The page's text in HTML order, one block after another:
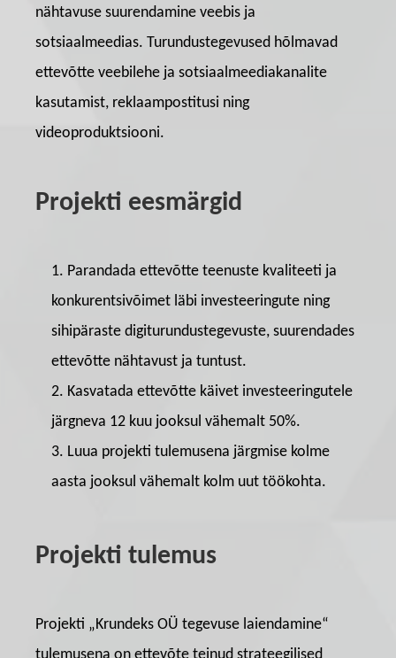
nähtavuse suurendamine veebis ja
sotsiaalmeedias. Turundustegevused hõlmavad
ettevõtte veebilehe ja sotsiaalmeediakanalite
kasutamist, reklaampostitusi ning
videoproduktsiooni.
Projekti eesmärgid
Parandada ettevõtte teenuste kvaliteeti ja
konkurentsivõimet läbi investeeringute ning
sihipäraste digiturundustegevuste, suurendades
ettevõtte nähtavust ja tuntust.
Kasvatada ettevõtte käivet investeeringutele
järgneva 12 kuu jooksul vähemalt 50%.
Luua projekti tulemusena järgmise kolme
aasta jooksul vähemalt kolm uut töökohta.
Projekti tulemus
Projekti „Krundeks OÜ tegevuse laiendamine“
tulemusena on ettevõte teinud strateegilised